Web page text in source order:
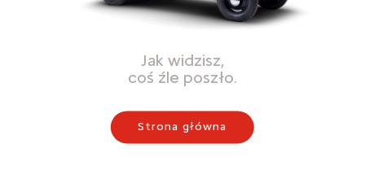
Jak widzisz,
coś źle poszło.
Strona główna